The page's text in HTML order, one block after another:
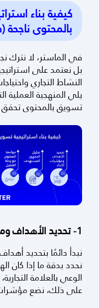
كيفية بناء
بالمحتوى
في الماستر، لا نترك
بل نعتمد على
النشاط التجاري
يلي المنهجية العملية
تسويق بالمحتوى تحقق
1- تحديد الأهداف ومؤشرات الأداء (KPIs)
نبدأ دائمًا بتحديد
نحدد بدقة ما إذا كان
الوعي بالعلامة
على ذلك، نضع